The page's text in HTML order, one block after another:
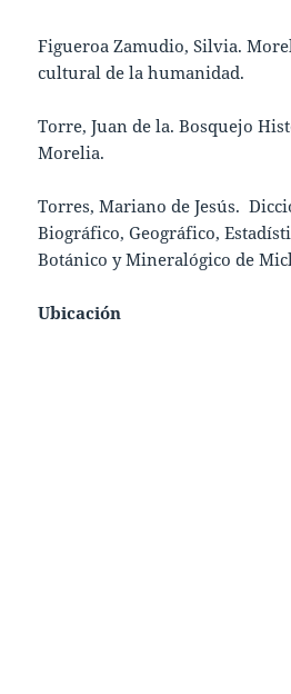
Figueroa Zamudio, Silvia.
cultural de la humanidad.
Torre, Juan de la. Bosquejo
Morelia.
Torres, Mariano de Jesús.
Biográfico, Geográfico,
Botánico y Mineralógico de
Ubicación